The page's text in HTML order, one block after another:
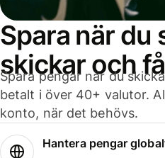
Spara när du
skickar och
Spara pengar när du
betalt i över 40+ valutor.
konto, när det behövs.
Hantera pengar